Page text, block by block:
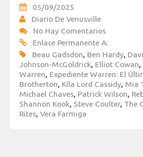
05/09/2025
Diario De Venusville
No Hay Comentarios
Enlace Permanente A:
Beau Gadsdon, Ben Hardy,
Johnson-McGoldrick, Elliot Cowan,
Warren, Expediente Warren: El
Brotherton, Kíla Lord Cassidy, Mia
Michael Chaves, Patrick Wilson,
Shannon Kook, Steve Coulter, The
Rites, Vera Farmiga